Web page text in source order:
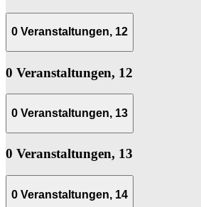
0 Veranstaltungen, 12
0 Veranstaltungen, 12
0 Veranstaltungen, 13
0 Veranstaltungen, 13
0 Veranstaltungen, 14